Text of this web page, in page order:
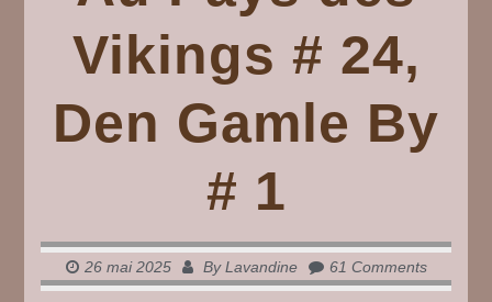
Vikings # 24,
Den Gamle By
# 1
26 mai 2025 ByLavandine 61 Comments